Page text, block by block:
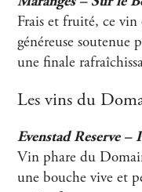
Frais et fruité, ce
généreuse soutenue
une finale
Les vins du
Evenstad Reserve
Vin phare du
une bouche vive et